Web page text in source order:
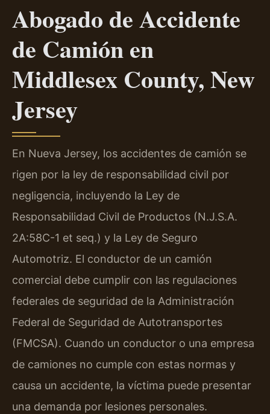
Abogado de Accidente
de Camión en
Middlesex County, New
Jersey
En Nueva Jersey, los accidentes de camión se
rigen por la ley de responsabilidad civil por
negligencia, incluyendo la Ley de
Responsabilidad Civil de Productos (N.J.S.A.
2A:58C-1 et seq.) y la Ley de Seguro
Automotriz. El conductor de un camión
comercial debe cumplir con las regulaciones
federales de seguridad de la Administración
Federal de Seguridad de Autotransportes
(FMCSA). Cuando un conductor o una empresa
de camiones no cumple con estas normas y
causa un accidente, la víctima puede presentar
una demanda por lesiones personales.